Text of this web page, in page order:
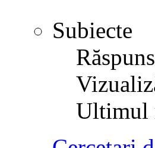
Subiecte
Ultimul